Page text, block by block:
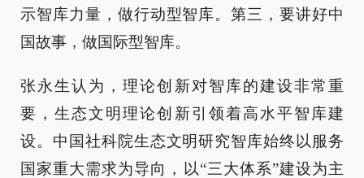
示智库力量，做行动型智库。第三，要讲好中
国故事，做国际型智库。
张永生认为，理论创新对智库的建设非常重
要，生态文明理论创新引领着高水平智库建
设。中国社科院生态文明研究智库始终以服务
国家重大需求为导向，以“三大体系”建设为主